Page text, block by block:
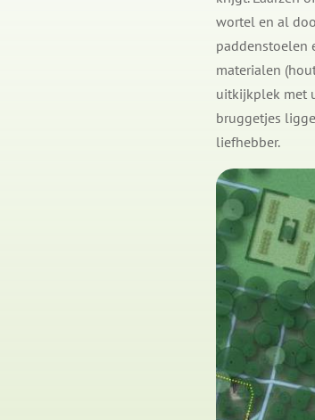
wortel en al
paddenstoelen
materialen
uitkijkplek met
bruggetjes
liefhebber.